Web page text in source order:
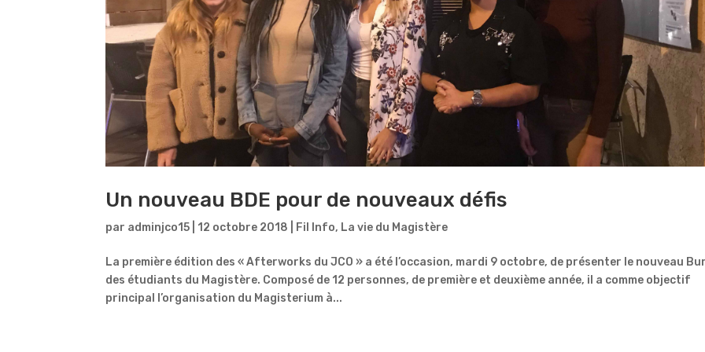
Un nouveau BDE pour de nouveaux défis
par adminjco15 12 octobre 2018 Fil Info, La vie du Magistère
La première édition des « Afterworks du JCO » a été l’occasion, mardi 9 octobre, de présenter le nouveau
des étudiants du Magistère. Composé de 12 personnes, de première et deuxième année, il a comme objectif
principal l’organisation du Magisterium à...